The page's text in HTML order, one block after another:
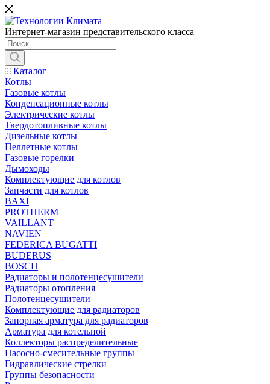
Интернет-магазин представительского класса
Каталог
Котлы
Газовые котлы
Конденсационные котлы
Электрические котлы
Твердотопливные котлы
Дизельные котлы
Пеллетные котлы
Газовые горелки
Дымоходы
Комплектующие для котлов
Запчасти для котлов
BAXI
PROTHERM
VAILLANT
NAVIEN
FEDERICA BUGATTI
BUDERUS
BOSCH
Радиаторы и полотенцесушители
Радиаторы отопления
Полотенцесушители
Комплектующие для радиаторов
Запорная арматура для радиаторов
Арматура для котельной
Коллекторы распределительные
Насосно-смесительные группы
Гидравлические стрелки
Группы безопасности